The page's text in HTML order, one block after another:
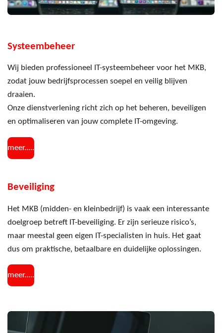
Systeembeheer
Wij bieden professioneel IT-systeembeheer voor het MKB,
zodat jouw bedrijfsprocessen soepel en veilig blijven
draaien.
Onze dienstverlening richt zich op het beheren, beveiligen
en optimaliseren van jouw complete IT-omgeving.
meer.....
Beveiliging
Het MKB (midden- en kleinbedrijf) is vaak een interessante
doelgroep betreft IT-beveiliging. Er zijn serieuze risico’s,
maar meestal geen eigen IT-specialisten in huis. Het gaat
dus om praktische, betaalbare en duidelijke oplossingen.
meer.....